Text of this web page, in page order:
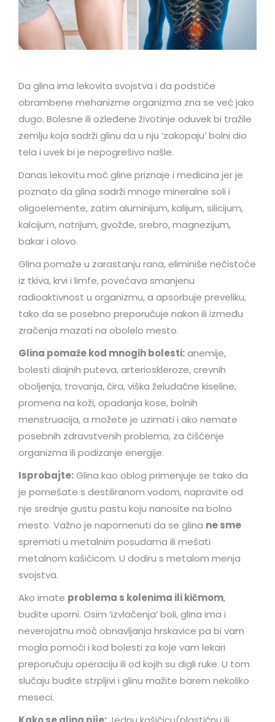
Da glina ima lekovita svojstva i da podstiče
obrambene mehanizme organizma zna se već jako
dugo. Bolesne ili ozleđene životinje oduvek bi tražile
zemlju koja sadrži glinu da u nju ‘zakopaju’ bolni dio
tela i uvek bi je nepogrešivo našle.
Danas lekovitu moć gline priznaje i medicina jer je
poznato da glina sadrži mnoge mineralne soli i
oligoelemente, zatim aluminijum, kalijum, silicijum,
kalcijum, natrijum, gvožđe, srebro, magnezijum,
bakar i olovo.
Glina pomaže u zarastanju rana, eliminiše nečistoće
iz tkiva, krvi i limfe, povećava smanjenu
radioaktivnost u organizmu, a apsorbuje preveliku,
tako da se posebno preporučuje nakon ili između
zračenja mazati na obolelo mesto.
Glina pomaže kod mnogih bolesti:anemije,
bolesti diajnih puteva, arterioskleroze, crevnih
oboljenja, trovanja, čira, viška želudačne kiseline,
promena na koži, opadanja kose, bolnih
menstruacija, a možete je uzimati i ako nemate
posebnih zdravstvenih problema, za čišćenje
organizma ili podizanje energije.
Isprobajte:Glina kao oblog primenjuje se tako da
je pomešate s destiliranom vodom, napravite od
nje srednje gustu pastu koju nanosite na bolno
mesto. Važno je napomenuti da se glina ne sme
spremati u metalnim posudama ili mešati
metalnom kašičicom. U dodiru s metalom menja
svojstva.
Ako imate problema s kolenima ili kičmom,
budite uporni. Osim ‘izvlačenja’ boli, glina ima i
neverojatnu moć obnavljanja hrskavice pa bi vam
mogla pomoći i kod bolesti za koje vam lekari
preporučuju operaciju ili od kojih su digli ruke. U tom
slučaju budite strpljivi i glinu mažite barem nekoliko
meseci.